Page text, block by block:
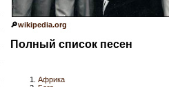
🔎wikipedia.org
Полный список песен
Африка